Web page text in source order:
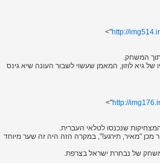
http://
גיא לוזון, המאמן שעשוי לשבור העונה שיא גינס
http://
"מאיר, תירגע!", במקרה הזה היה זה שער מיוחד
המשחק של נבחרת ישראל בצרפת.